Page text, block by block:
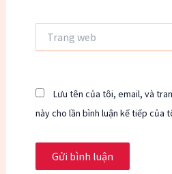
web
Lưu tên của tôi, email, và
này cho lần bình luận kế tiếp của